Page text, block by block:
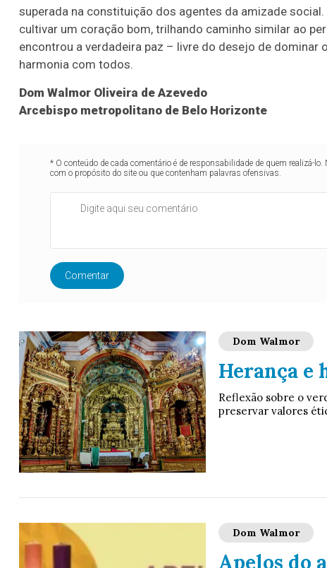
superada na constituição dos agentes da amizade
cultivar um coração bom, trilhando caminho similar ao
encontrou a verdadeira paz – livre do desejo de
harmonia com todos.
Dom Walmor Oliveira de Azevedo
Arcebispo metropolitano de Belo Horizonte
* O conteúdo de cada comentário é de responsabilidade de quem realizá-
com o propósito do site ou que contenham palavras ofensivas.
Comentar
Dom Walmor
Herança e
Reflexão sobre o
preservar valores
Dom Walmor
Apelos do